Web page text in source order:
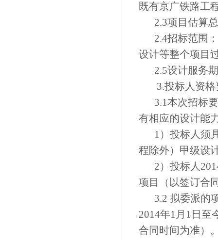
既有京广铁路工
2.3项目估算
2.4招标范围：
设计等整个项目
2.5设计服务
3.投标人资
3.1本次招标
有相应的设计能
1） 投标人须
程除外）甲级设
2） 投标人
项目（以签订合
3.2 拟委派的
2014年1月1日至
合同时间为准）